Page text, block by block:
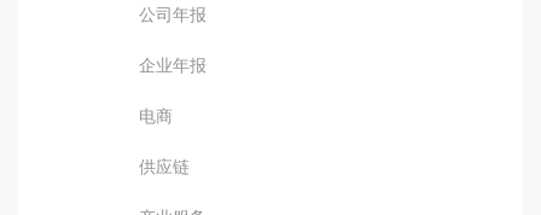
公司年报
企业年报
电商
供应链